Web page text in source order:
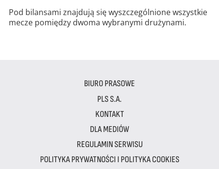
Pod bilansami znajdują się wyszczególnione wszystkie
mecze pomiędzy dwoma wybranymi drużynami.
BIURO PRASOWE
PLS S.A.
KONTAKT
DLA MEDIÓW
REGULAMIN SERWISU
POLITYKA PRYWATNOŚCI I POLITYKA COOKIES